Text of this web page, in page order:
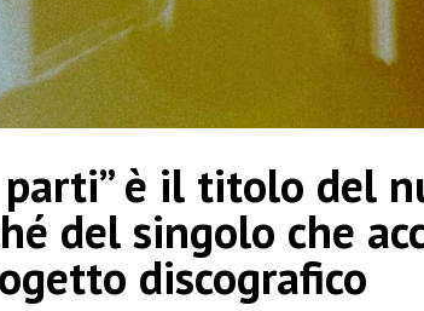
è il titolo del
del singolo che
discografico